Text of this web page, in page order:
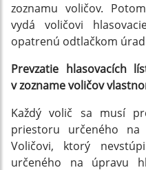
zoznamu voličov.
vydá voličovi
opatrenú odtlačkom
Prevzatie hlasovacích
v zozname voličov
Každý volič sa musí
priestoru určeného na
Voličovi, ktorý
určeného na úpravu